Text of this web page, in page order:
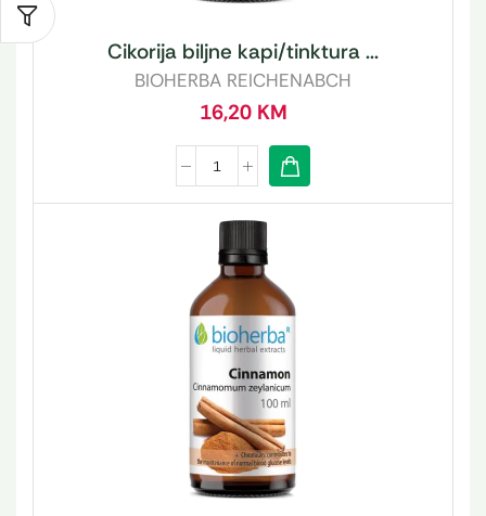
Cikorija biljne kapi/tinktura ...
BIOHERBA REICHENABCH
16,20 KM